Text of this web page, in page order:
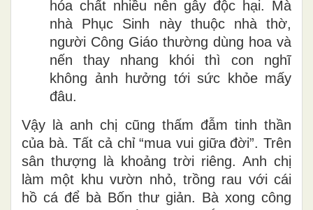
hóa chất nhiều nên gây độc hại. Mà
nhà Phục Sinh này thuộc nhà thờ,
người Công Giáo thường dùng hoa và
nến thay nhang khói thì con nghĩ
không ảnh hưởng tới sức khỏe mấy
đâu.
Vậy là anh chị cũng thấm đẫm tinh thần
của bà. Tất cả chỉ “mua vui giữa đời”. Trên
sân thượng là khoảng trời riêng. Anh chị
làm một khu vườn nhỏ, trồng rau với cái
hồ cá để bà Bốn thư giản. Bà xong công